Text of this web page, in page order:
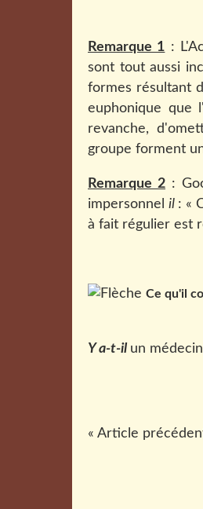
Remarque 1 :
sont tout aussi
formes résultant
euphonique que
revanche,
groupe forment
Remarque 2 :
impersonnel il : «
à fait régulier est
Ce qu'il
Y a-t-il un
« Article